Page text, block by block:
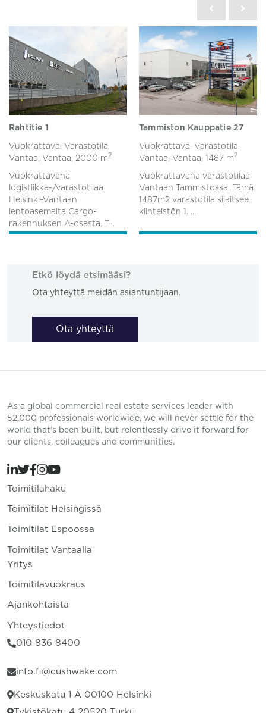
Rahtitie 1
Vuokrattava, Varastotila,
Vantaa, Vantaa, 2000 m2
Vuokrattavana
logistiikka-/varastotilaa
Helsinki-Vantaan
lentoasemalta Cargo-
rakennuksen A-osasta. T...
Tammiston Kauppatie 27
Vuokrattava, Varastotila,
Vantaa, Vantaa, 1487 m2
Vuokrattavana varastotilaa
Vantaan Tammistossa. Tämä
1487m2 varastotila sijaitsee
kiinteistön 1. ...
Etkö löydä etsimääsi?
Ota yhteyttä meidän asiantuntijaan.
Ota yhteyttä
As a global commercial real estate services leader with
52,000 professionals worldwide, we will never settle for the
world that’s been built, but relentlessly drive it forward for
our clients, colleagues and communities.
Toimitilahaku
Toimitilat Helsingissä
Toimitilat Espoossa
Toimitilat Vantaalla
Yritys
Toimitilavuokraus
Ajankohtaista
Yhteystiedot
010 836 8400
info.fi@cushwake.com
Keskuskatu 1 A 00100 Helsinki